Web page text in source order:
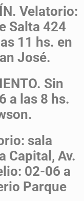
Velatorio:
Salta 424
11 hs. en
José.
Sin
a las 8 hs.
sala
Capital, Av.
02-06 a
Parque